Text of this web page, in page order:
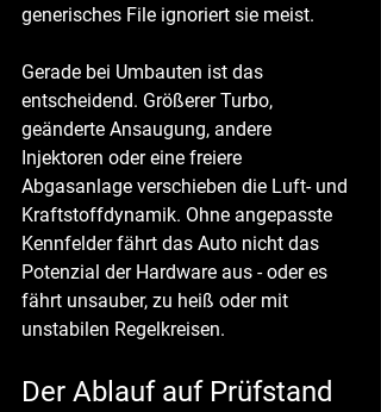
generisches File ignoriert sie meist.
Gerade bei Umbauten ist das
entscheidend. Größerer Turbo,
geänderte Ansaugung, andere
Injektoren oder eine freiere
Abgasanlage verschieben die Luft- und
Kraftstoffdynamik. Ohne angepasste
Kennfelder fährt das Auto nicht das
Potenzial der Hardware aus - oder es
fährt unsauber, zu heiß oder mit
unstabilen Regelkreisen.
Der Ablauf auf Prüfstand